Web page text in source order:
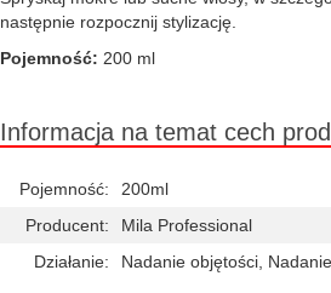
następnie rozpocznij stylizację.
Pojemność: 200 ml
Informacja na temat cech
Pojemność:
200ml
Producent:
Mila Professional
Działanie:
Nadanie objętości,